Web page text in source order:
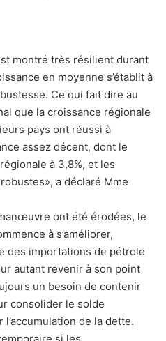
montré très résilient durant
en moyenne s’établit à
Ce qui fait dire au
que la croissance régionale
pays ont réussi à
assez décent, dont le
à 3,8%, et les
a déclaré Mme
ont été érodées, le
à s’améliorer,
des importations de pétrole
autant revenir à son point
un besoin de contenir
consolider le solde
de la dette.